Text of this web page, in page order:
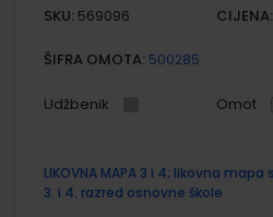
SKU: 569096 CIJENA:
ŠIFRA OMOTA: 500285
Udžbenik Omot
LIKOVNA MAPA 3 i 4; likovna
3. i 4. razred osnovne škole